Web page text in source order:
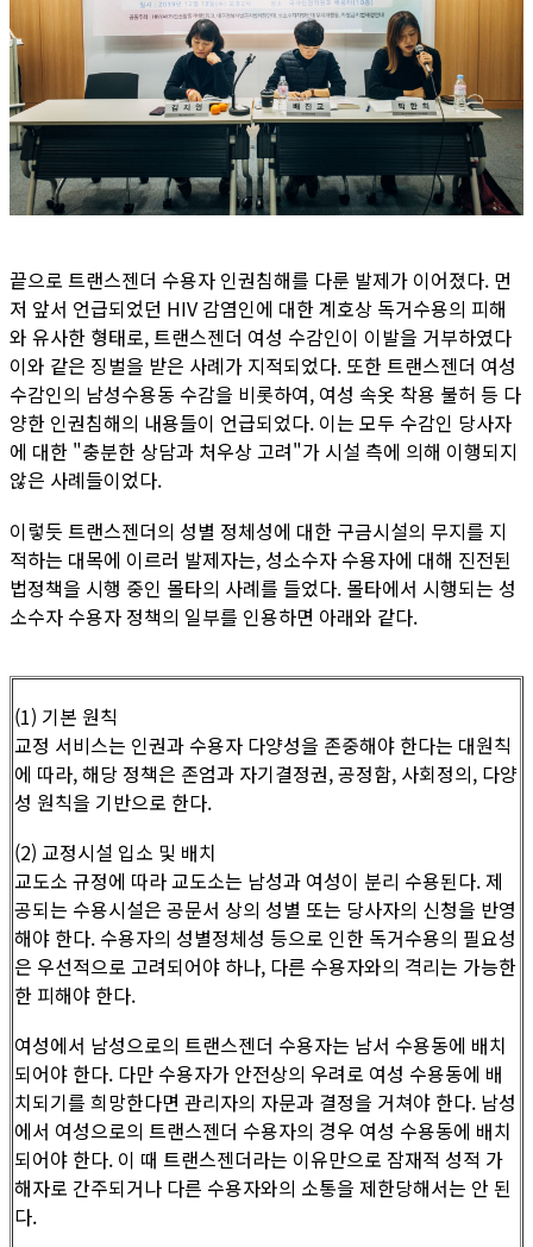
끝으로 트랜스젠더 수용자 인권침해를 다룬 발제가 이어졌다. 먼
저 앞서 언급되었던 HIV 감염인에 대한 계호상 독거수용의 피해
와 유사한 형태로, 트랜스젠더 여성 수감인이 이발을 거부하였다
이와 같은 징벌을 받은 사례가 지적되었다. 또한 트랜스젠더 여성
수감인의 남성수용동 수감을 비롯하여, 여성 속옷 착용 불허 등 다
양한 인권침해의 내용들이 언급되었다. 이는 모두 수감인 당사자
에 대한 "충분한 상담과 처우상 고려"가 시설 측에 의해 이행되지
않은 사례들이었다.
이렇듯 트랜스젠더의 성별 정체성에 대한 구금시설의 무지를 지
적하는 대목에 이르러 발제자는, 성소수자 수용자에 대해 진전된
법정책을 시행 중인 몰타의 사례를 들었다. 몰타에서 시행되는 성
소수자 수용자 정책의 일부를 인용하면 아래와 같다.
(1) 기본 원칙
교정 서비스는 인권과 수용자 다양성을 존중해야 한다는 대원칙
에 따라, 해당 정책은 존엄과 자기결정권, 공정함, 사회정의, 다양
성 원칙을 기반으로 한다.
(2) 교정시설 입소 및 배치
교도소 규정에 따라 교도소는 남성과 여성이 분리 수용된다. 제
공되는 수용시설은 공문서 상의 성별 또는 당사자의 신청을 반영
해야 한다. 수용자의 성별정체성 등으로 인한 독거수용의 필요성
은 우선적으로 고려되어야 하나, 다른 수용자와의 격리는 가능한
한 피해야 한다.
여성에서 남성으로의 트랜스젠더 수용자는 남서 수용동에 배치
되어야 한다. 다만 수용자가 안전상의 우려로 여성 수용동에 배
치되기를 희망한다면 관리자의 자문과 결정을 거쳐야 한다. 남성
에서 여성으로의 트랜스젠더 수용자의 경우 여성 수용동에 배치
되어야 한다. 이 때 트랜스젠더라는 이유만으로 잠재적 성적 가
해자로 간주되거나 다른 수용자와의 소통을 제한당해서는 안 된
다.